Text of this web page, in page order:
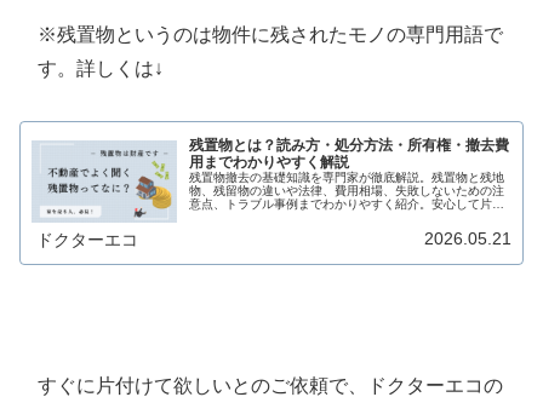
※残置物というのは物件に残されたモノの専門用語で
す。詳しくは↓
残置物とは？読み方・処分方法・所有権・撤去費
用までわかりやすく解説
残置物撤去の基礎知識を専門家が徹底解説。残置物と残地
物、残留物の違いや法律、費用相場、失敗しないための注
意点、トラブル事例までわかりやすく紹介。安心して片付
ドクターエコ 2026.05.21
すぐに片付けて欲しいとのご依頼で、ドクターエコの